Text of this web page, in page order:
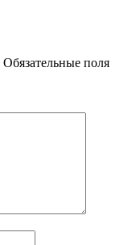
Обязательные поля